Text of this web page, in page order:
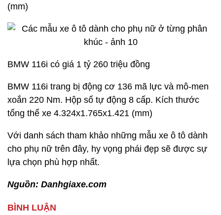
Mercedes A-Class có giá 1 tỷ 264 triệu đồng
Nằm trong mức giá 1,2 tỷ đồng có kiểu dáng
hatchback 5 cửa là Mercedes A-Class và BMW
hơn thì BMW 116i hướng đến sự phong cách và thể
thao.
Mercedes A-class trang bị động cơ 1.6L công suất
156 mã lực và mô-men xoắn 250 Nm. Hộp số tự
động 7 cấp, kích thước tổng thể 4.292x1.780x1.438
(mm)
BMW 116i có giá 1 tỷ 260 triệu đồng